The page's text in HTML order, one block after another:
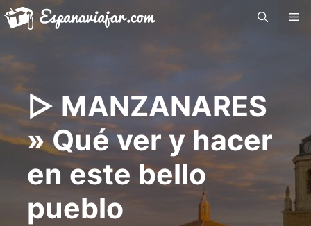
Saltar
▷ MANZANARES
» Qué ver y hacer
en este bello
pueblo